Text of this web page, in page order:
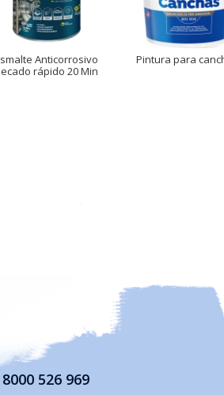
Anticorrosivo
rápido 20 Min
Pintura para
526 969